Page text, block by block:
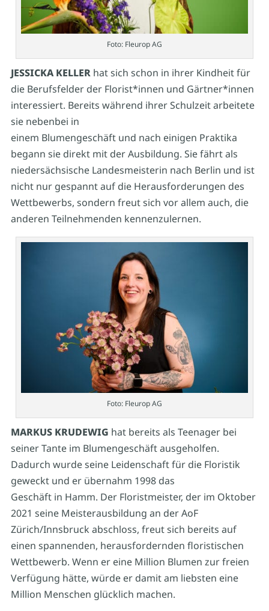
Foto: Fleurop AG
JESSICKA KELLERhat sich schon in ihrer Kindheit für
die Berufsfelder der Florist*innen und Gärtner*innen
interessiert. Bereits während ihrer Schulzeit arbeitete
sie nebenbei in
einem Blumengeschäft und nach einigen Praktika
begann sie direkt mit der Ausbildung. Sie fährt als
niedersächsische Landesmeisterin nach Berlin und ist
nicht nur gespannt auf die Herausforderungen des
Wettbewerbs, sondern freut sich vor allem auch, die
anderen Teilnehmenden kennenzulernen.
Foto: Fleurop AG
MARKUS KRUDEWIG hat bereits als Teenager bei
seiner Tante im Blumengeschäft ausgeholfen.
Dadurch wurde seine Leidenschaft für die Floristik
geweckt und er übernahm 1998 das
Geschäft in Hamm. Der Floristmeister, der im Oktober
2021 seine Meisterausbildung an der AoF
Zürich/Innsbruck abschloss, freut sich bereits auf
einen spannenden, herausfordernden floristischen
Wettbewerb. Wenn er eine Million Blumen zur freien
Verfügung hätte, würde er damit am liebsten eine
Million Menschen glücklich machen.